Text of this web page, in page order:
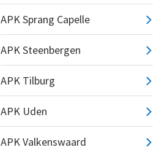
APK Sprang Capelle
APK Steenbergen
APK Tilburg
APK Uden
APK Valkenswaard